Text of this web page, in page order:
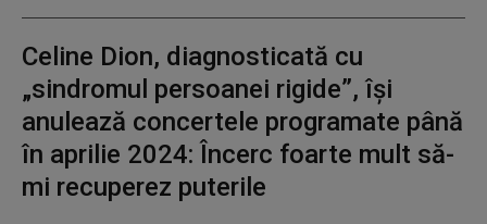
Celine Dion, diagnosticată cu
„sindromul persoanei rigide”, îşi
anulează concertele programate până
în aprilie 2024: Încerc foarte mult să-
mi recuperez puterile